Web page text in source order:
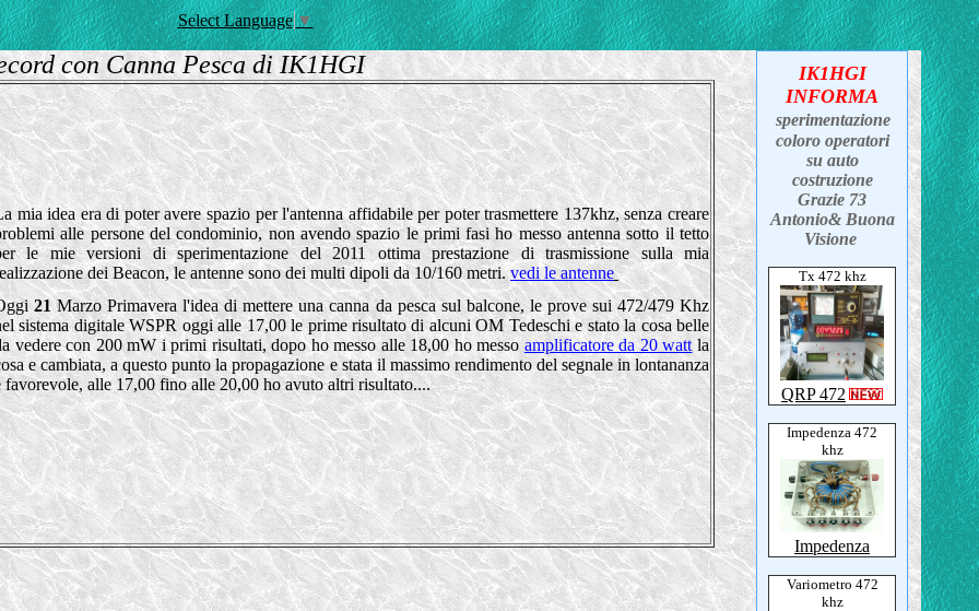
Select Language▼
con Canna Pesca di IK1HGI
mia idea era di poter avere spazio per l'antenna affidabile per poter trasmettere 137khz, senza creare
alle persone del condominio, non avendo spazio le primi fasi ho messo antenna sotto il tetto
le mie versioni di sperimentazione del 2011 ottima prestazione di trasmissione sulla mia
dei Beacon, le antenne sono dei multi dipoli da 10/160 metri.vedi le antenne
21Marzo Primavera l'idea di mettere una canna da pesca sul balcone, le prove sui 472/479 Khz
sistema digitale WSPR oggi alle 17,00 le prime risultato di alcuni OM Tedeschi e stato la cosa belle
vedere con 200 mW i primi risultati, dopo ho messo alle 18,00 ho messoamplificatore da 20 watt la
e cambiata, a questo punto la propagazione e stata il massimo rendimento del segnale in lontananza
favorevole, alle 17,00 fino alle 20,00 ho avuto altri risultato....
IK1HGI
INFORMA
sperimentazione
coloro operatori
su auto
costruzione
Grazie 73
Antonio& Buona
Visione
Tx 472 khz
QRP 472
Impedenza 472
khz
Impedenza
Variometro 472
khz